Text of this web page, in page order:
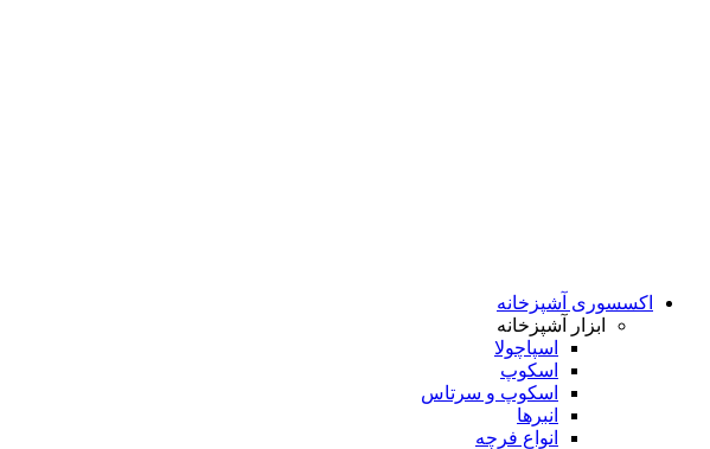
اکسسوری آشپزخانه
ابزار آشپزخانه
اسپاچولا
اسکوپ
اسکوپ و سرتاس
انبرها
انواع فرچه